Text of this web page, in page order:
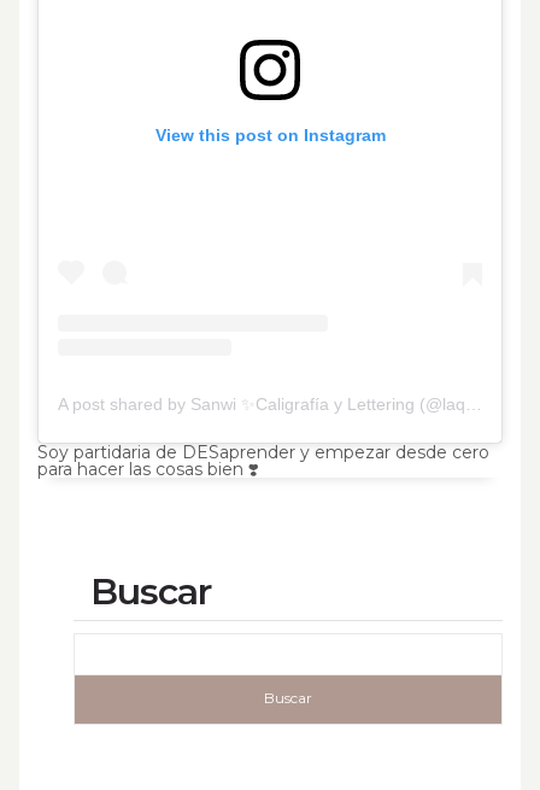
View this post on Instagram
Soy partidaria de DESaprender y empezar desde cero
para hacer las cosas bien ❣️
Buscar